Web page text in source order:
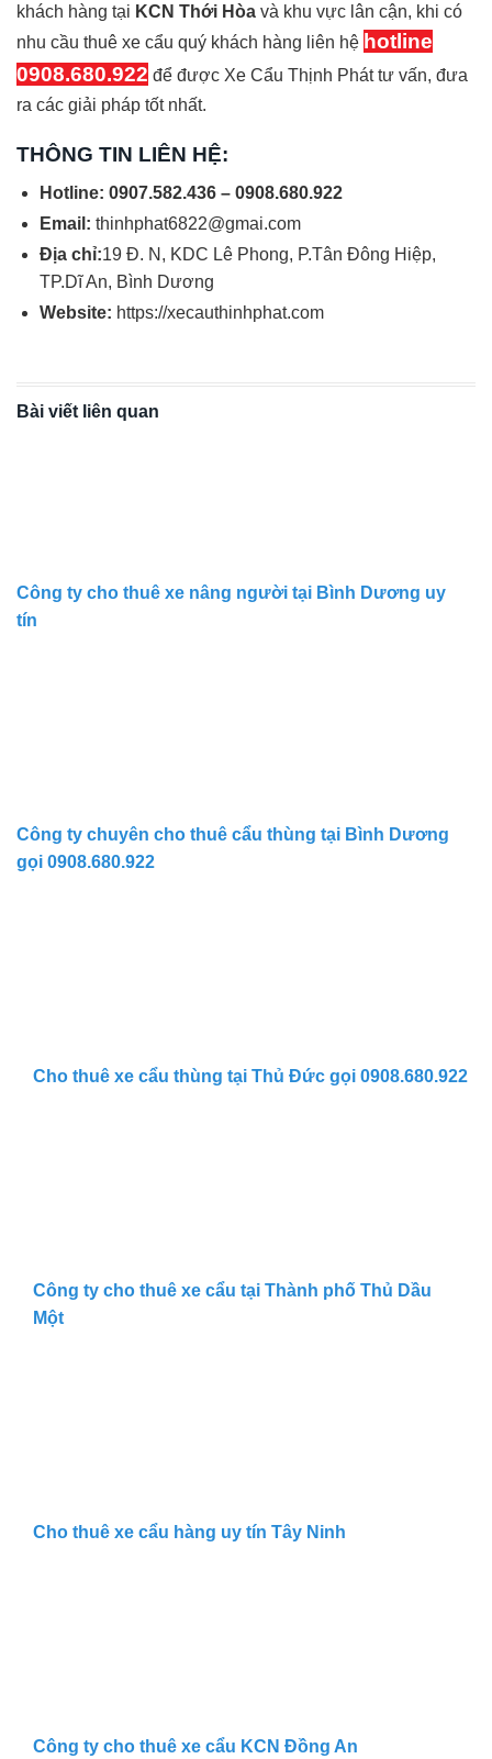
khách hàng tại KCN Thới Hòa và khu vực lân cận, khi có
nhu cầu thuê xe cẩu quý khách hàng liên hệ hotline
0908.680.922 để được Xe Cẩu Thịnh Phát tư vấn, đưa
ra các giải pháp tốt nhất.
THÔNG TIN LIÊN HỆ:
Hotline: 0907.582.436 – 0908.680.922
Email: thinhphat6822@gmai.com
Địa chỉ:19 Đ. N, KDC Lê Phong, P.Tân Đông Hiệp,
TP.Dĩ An, Bình Dương
Website: https://xecauthinhphat.com
Bài viết liên quan
Công ty cho thuê xe nâng người tại Bình Dương uy
tín
Công ty chuyên cho thuê cẩu thùng tại Bình Dương
gọi 0908.680.922
Cho thuê xe cẩu thùng tại Thủ Đức gọi 0908.680.922
Công ty cho thuê xe cẩu tại Thành phố Thủ Dầu
Một
Cho thuê xe cẩu hàng uy tín Tây Ninh
Công ty cho thuê xe cẩu KCN Đồng An